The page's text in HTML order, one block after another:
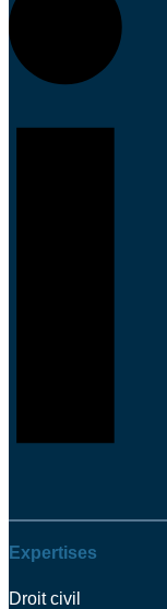
Expertises
Droit civil